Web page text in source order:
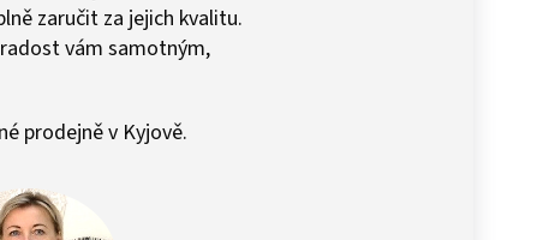
zaručit za jejich kvalitu.
vám samotným,
prodejně v Kyjově.